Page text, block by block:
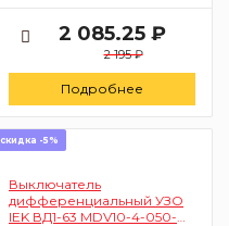
2 085.25 ₽
2 195 ₽
Подробнее
скидка -5%
Выключатель
дифференциальный УЗО
IEK ВД1-63 MDV10-4-050-